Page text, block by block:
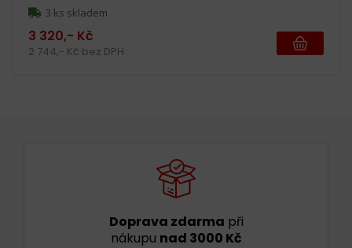
3 ks skladem
3 320,- Kč
2 744,- Kč bez DPH
Doprava zdarma při
nákupu nad 3000 Kč